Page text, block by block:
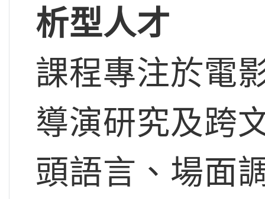
析型人才
課程專注於電
導演研究及跨
頭語言、場面